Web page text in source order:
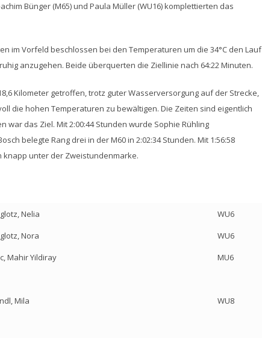
Bünger (M65) und Paula Müller (WU16) komplettierten das
im Vorfeld beschlossen bei den Temperaturen um die 34°C den Lauf
anzugehen. Beide überquerten die Ziellinie nach 64:22 Minuten.
Kilometer getroffen, trotz guter Wasserversorgung auf der Strecke,
die hohen Temperaturen zu bewältigen. Die Zeiten sind eigentlich
war das Ziel. Mit 2:00:44 Stunden wurde Sophie Rühling
belegte Rang drei in der M60 in 2:02:34 Stunden. Mit 1:56:58
knapp unter der Zweistundenmarke.
Nelia
WU6
Nora
WU6
Mahir Yildiray MU6
Mila WU8